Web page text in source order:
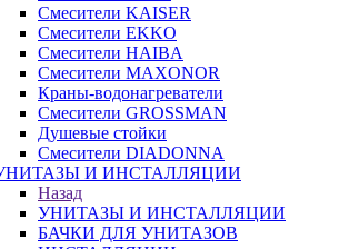
Смесители KAISER
Смесители EKKO
Смесители HAIBA
Смесители MAXONOR
Краны-водонагреватели
Смесители GROSSMAN
Душевые стойки
Смесители DIADONNA
И ИНСТАЛЛЯЦИИ
Назад
УНИТАЗЫ И ИНСТАЛЛЯЦИИ
БАЧКИ ДЛЯ УНИТАЗОВ